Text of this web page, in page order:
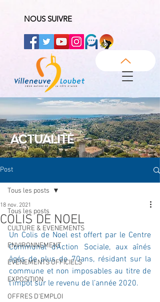
NOUS SUIVRE
ACTUALITÉ
Post
Tous les posts
CULTURE & EVENEMENTS
ENVIRONNEMENT
ÉVÉNEMENTS OFFICIELS
EXPOSITION
OFFRES D'EMPLOI
Tous les posts
COLIS DE NOEL
18 nov. 2021
Un Colis de Noel est offert par le Centre
Communal d’Action Sociale, aux aînés
âgés de plus de 70ans, résidant sur la
commune et non imposables au titre de
l’impôt sur le revenu de l’année 2020.